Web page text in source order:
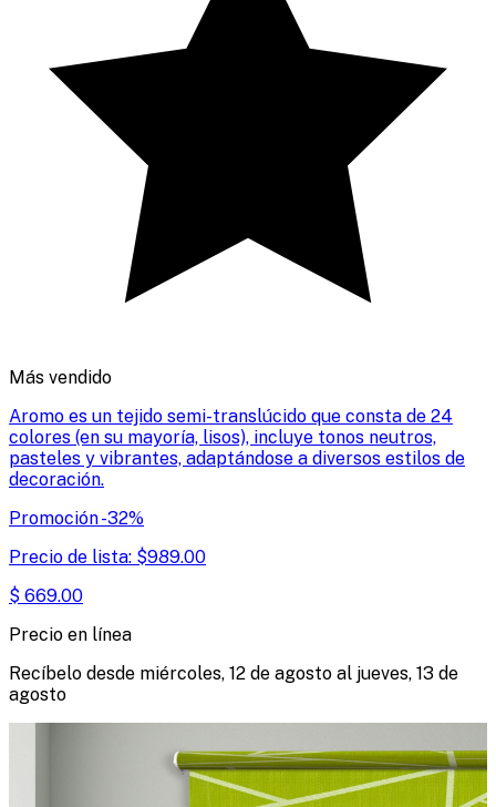
Más vendido
Aromo es un tejido semi-translúcido que consta de 24
colores (en su mayoría, lisos), incluye tonos neutros,
pasteles y vibrantes, adaptándose a diversos estilos de
decoración.
Promoción-32%
Precio de lista: $989.00
$ 669.00
Precio en línea
Recíbelo desde miércoles, 12 de agosto al jueves, 13 de
agosto